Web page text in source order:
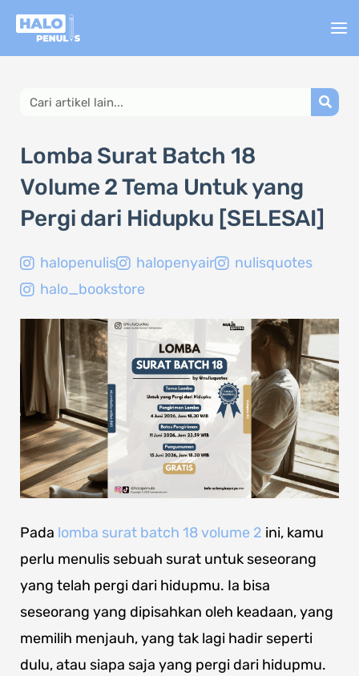
Lewati
Search
Lomba Surat Batch 18
Volume 2 Tema Untuk yang
Pergi dari Hidupku [SELESAI]
halopenulis halopenyair
nulisquotes
halo_bookstore
Pada lomba surat batch 18 volume 2 ini, kamu
perlu menulis sebuah surat untuk seseorang
yang telah pergi dari hidupmu. Ia bisa
seseorang yang dipisahkan oleh keadaan, yang
memilih menjauh, yang tak lagi hadir seperti
dulu, atau siapa saja yang pergi dari hidupmu.